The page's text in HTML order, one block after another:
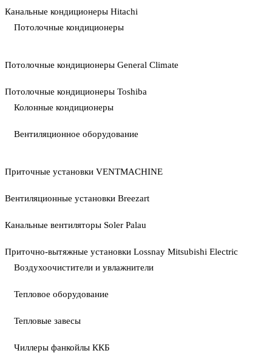
Канальные кондиционеры Hitachi
Потолочные кондиционеры
Потолочные кондиционеры General Climate
Потолочные кондиционеры Toshiba
Колонные кондиционеры
Вентиляционное оборудование
Приточные установки VENTMACHINE
Вентиляционные установки Breezart
Канальные вентиляторы Soler Palau
Приточно-вытяжные установки Lossnay Mitsubishi Electric
Воздухоочистители и увлажнители
Тепловое оборудование
Тепловые завесы
Чиллеры фанкойлы ККБ